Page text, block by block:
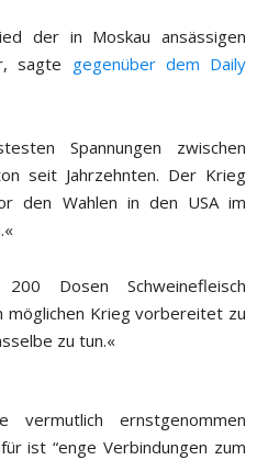
der in Moskau ansässigen
sagte gegenüber dem Daily
Spannungen zwischen
seit Jahrzehnten. Der Krieg
den Wahlen in den USA im
Dosen Schweinefleisch
möglichen Krieg vorbereitet zu
zu tun.«
vermutlich ernstgenommen
ist “enge Verbindungen zum